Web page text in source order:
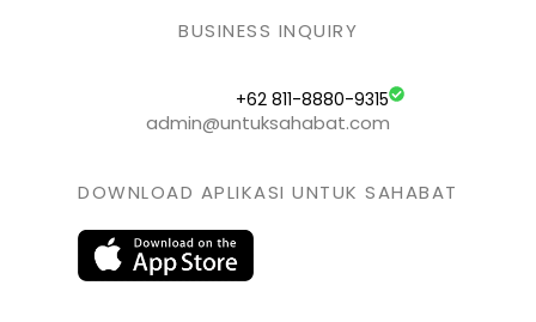
BUSINESS INQUIRY
+62 811-8880-9315
admin@untuksahabat.com
DOWNLOAD APLIKASI UNTUK SAHABAT